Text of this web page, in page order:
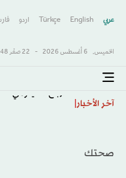
عربي English
Türkçe اردو
الخميس, 6 أغسطس 2026 - 22 صفَر 1448 هـ
آخر الأخبار أرباح «سينومي سنترز»
صحتك